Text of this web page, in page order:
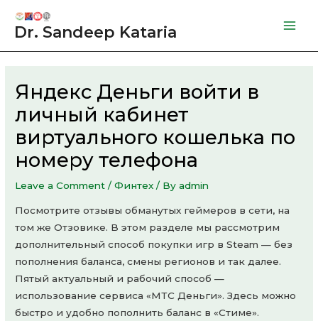
Dr. Sandeep Kataria
Яндекс Деньги войти в
личный кабинет
виртуального кошелька по
номеру телефона
Leave a Comment /Финтех / Byadmin
Посмотрите отзывы обманутых геймеров в сети, на
том же Отзовике. В этом разделе мы рассмотрим
дополнительный способ покупки игр в Steam — без
пополнения баланса, смены регионов и так далее.
Пятый актуальный и рабочий способ —
использование сервиса «МТС Деньги». Здесь можно
быстро и удобно пополнить баланс в «Стиме».